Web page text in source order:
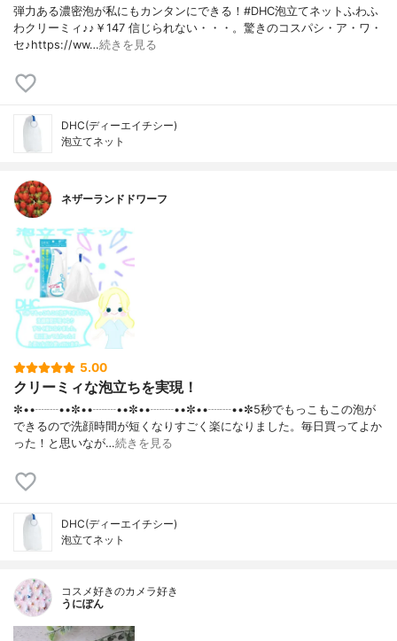
弾力ある濃密泡が私にもカンタンにできる！#DHC泡立てネットふわふ
わクリーミィ♪♪￥147 信じられない・・・。驚きのコスパシ・ア・ワ・
セ♪https://ww…続きを見る
DHC(ディーエイチシー)
泡立てネット
ネザーランドドワーフ
5.00
クリーミィな泡立ちを実現！
✼••┈┈••✼••┈┈••✼••┈┈••✼••┈┈••✼5秒でもっこもこの泡が
できるので洗顔時間が短くなりすごく楽になりました。毎日買ってよか
った！と思いなが…続きを見る
DHC(ディーエイチシー)
泡立てネット
コスメ好きのカメラ好き
うにぽん